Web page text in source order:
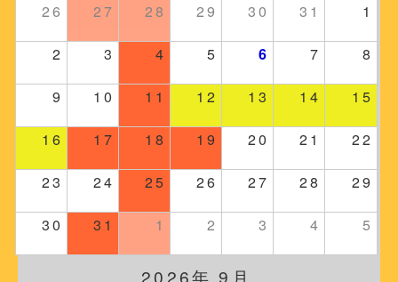
26 27 28 29 30 31 1
2 3 4 5 6 7 8
9 10 11 12 13 14 15
16 17 18 19 20 21 22
23 24 25 26 27 28 29
30 31 1 2 3 4 5
2026年 9月